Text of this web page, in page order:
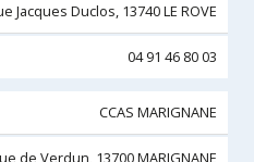
Jacques Duclos, 13740 LE ROVE
04 91 46 80 03
CCAS MARIGNANE
de Verdun, 13700 MARIGNANE